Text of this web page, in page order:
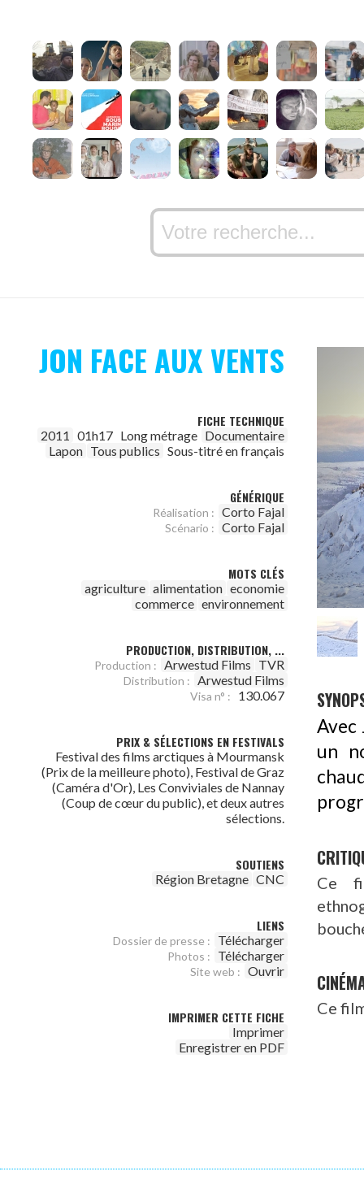
JON FACE AUX VENTS
FICHE TECHNIQUE
2011 01h17 Long métrage Documentaire
Lapon Tous publics Sous-titré en français
GÉNÉRIQUE
Réalisation : Corto Fajal
Scénario : Corto Fajal
MOTS CLÉS
agriculture alimentation economie
commerce environnement
PRODUCTION, DISTRIBUTION, ...
Production : Arwestud Films TVR
Distribution : Arwestud Films
Visa n° : 130.067
PRIX & SÉLECTIONS EN FESTIVALS
Festival des films arctiques à Mourmansk
(Prix de la meilleure photo), Festival de Graz
(Caméra d'Or), Les Conviviales de Nannay
(Coup de cœur du public), et deux autres
sélections.
SOUTIENS
Région Bretagne CNC
LIENS
Dossier de presse : Télécharger
Photos : Télécharger
Site web : Ouvrir
IMPRIMER CETTE FICHE
Imprimer
Enregistrer en PDF
Avec
un
Ce
Ce